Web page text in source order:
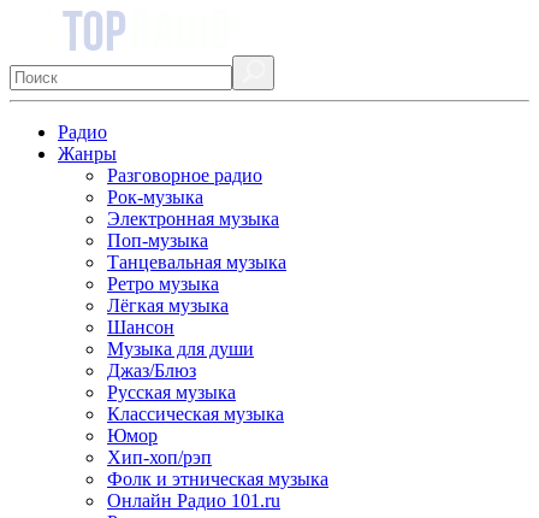
Радио
Жанры
Разговорное радио
Рок-музыка
Электронная музыка
Поп-музыка
Танцевальная музыка
Ретро музыка
Лёгкая музыка
Шансон
Музыка для души
Джаз/Блюз
Русская музыка
Классическая музыка
Юмор
Хип-хоп/рэп
Фолк и этническая музыка
Онлайн Радио 101.ru